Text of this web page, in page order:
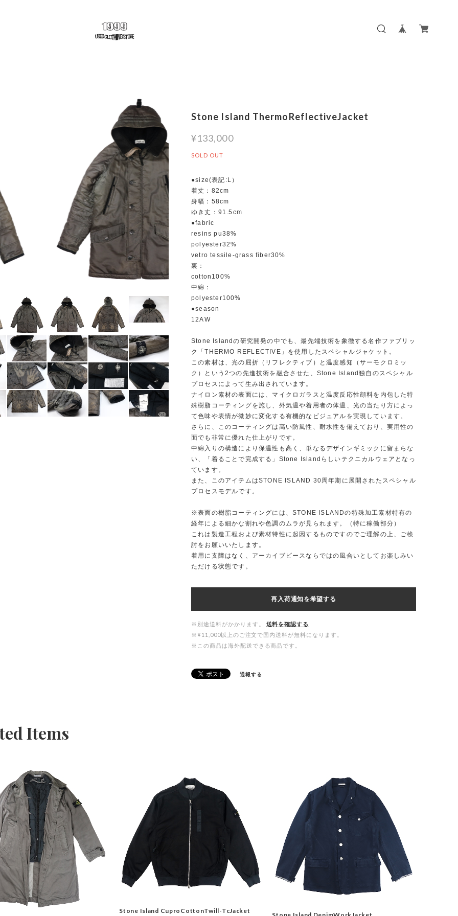
Stone Island ThermoReflectiveJacket
¥133,000
SOLD OUT
●size(表記:L）
着丈：82cm
身幅：58cm
ゆき丈：91.5cm
●fabric
resins pu38%
polyester32%
vetro tessile-grass fiber30%
裏：
cotton100%
中綿：
polyester100%
●season
12AW
Stone Islandの研究開発の中でも、最先端技術を象徴する名作ファブリッ
ク「THERMO REFLECTIVE」を使用したスペシャルジャケット。
この素材は、光の屈折（リフレクティブ）と温度感知（サーモクロミッ
ク）という2つの先進技術を融合させた、Stone Island独自のスペシャル
プロセスによって生み出されています。
ナイロン素材の表面には、マイクロガラスと温度反応性顔料を内包した特
殊樹脂コーティングを施し、外気温や着用者の体温、光の当たり方によっ
て色味や表情が微妙に変化する有機的なビジュアルを実現しています。
さらに、このコーティングは高い防風性、耐水性を備えており、実用性の
面でも非常に優れた仕上がりです。
中綿入りの構造により保温性も高く、単なるデザインギミックに留まらな
い、「着ることで完成する」Stone Islandらしいテクニカルウェアとなっ
ています。
また、このアイテムはSTONE ISLAND 30周年期に展開されたスペシャル
プロセスモデルです。
※表面の樹脂コーティングには、STONE ISLANDの特殊加工素材特有の
経年による細かな割れや色調のムラが見られます。（特に稼働部分）
これは製造工程および素材特性に起因するものですのでご理解の上、ご検
討をお願いいたします。
着用に支障はなく、アーカイブピースならではの風合いとしてお楽しみい
ただける状態です。
再入荷通知を希望する
※別途送料がかかります。
送料を確認する
※¥11,000以上のご注文で国内送料が無料になります。
※この商品は海外配送できる商品です。
通報する
Items
Stone Island CuproCottonTwill-TcJacket